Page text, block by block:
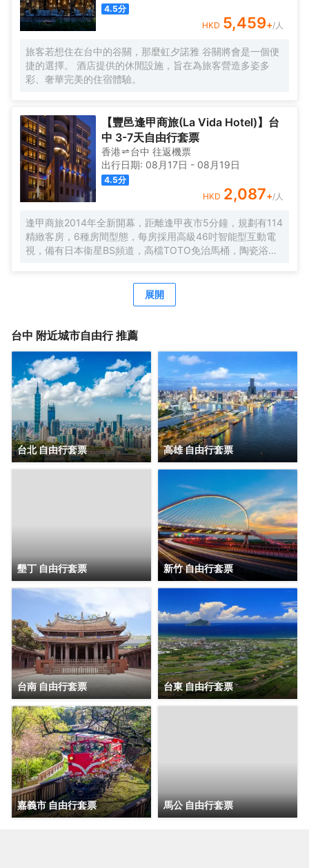
4.5分
HKD 5,459+/人
旅客若想住在台中的谷關，那麼虹夕諾雅 谷關將會是一個便
捷的選擇。 酒店提供的休閒設施，旨在為旅客營造多姿多
彩、奢華完美的住宿體驗。
【豐邑逢甲商旅(La Vida Hotel)】台
中 3-7天自由行套票
香港 台中 往返機票
出行日期: 08月17日 - 08月19日
4.5分
HKD 2,087+/人
逢甲商旅2014年全新開幕，距離逢甲夜市5分鐘，規劃有114
精緻客房，6種房間型態，每房採用高級46吋智能型互動電
視，備有日本衞星BS頻道，高檔TOTO免治馬桶，陶瓷浴缸
展開
台中 附近城市自由行 推薦
台北 自由行套票 高雄 自由行套票
墾丁 自由行套票 新竹 自由行套票
台南 自由行套票 台東 自由行套票
嘉義市 自由行套票 馬公 自由行套票